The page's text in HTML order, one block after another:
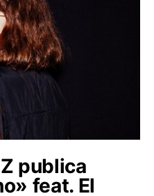
publica
feat. El